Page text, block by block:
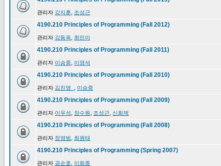
관리자 강지훈 조성근
4190.210 Principles of Programming (Fall 2012)
관리자 강동옥 최민아
4190.210 Principles of Programming (Fall 2011)
관리자 이승중 이영석
4190.210 Principles of Programming (Fall 2010)
관리자 김진영_ 이승중
4190.210 Principles of Programming (Fall 2009)
관리자 이우석 장수원 조성근 신희제
4190.210 Principles of Programming (Fall 2008)
관리자 정영범 최원태
4190.210 Principles of Programming (Spring 2007)
관리자 공순호 이희종